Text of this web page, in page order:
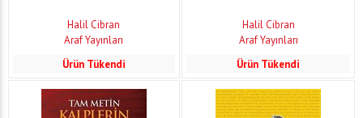
Halil Cibran
Araf Yayınları
Ürün Tükendi
Halil Cibran
Araf Yayınları
Ürün Tükendi